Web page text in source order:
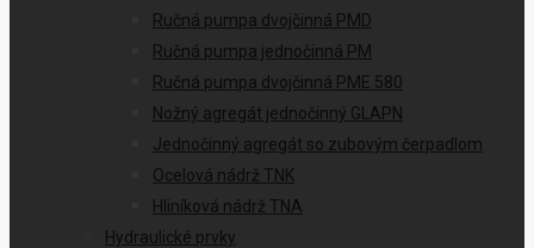
Ručná pumpa dvojčinná PMD
Ručná pumpa jednočinná PM
Ručná pumpa dvojčinná PME 580
Nožný agregát jednočinný GLAPN
Jednočinný agregát so zubovým čerpadlom
Ocelová nádrž TNK
Hliníková nádrž TNA
Hydraulické prvky